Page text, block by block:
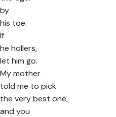
by
his toe.
If
he hollers,
let him go.
My mother
told me to pick
the very best one,
and you